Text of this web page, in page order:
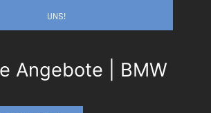
UNS!
Angebote | BMW